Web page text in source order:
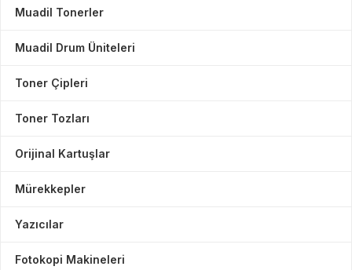
Muadil Tonerler
Muadil Drum Üniteleri
Toner Çipleri
Toner Tozları
Orijinal Kartuşlar
Mürekkepler
Yazıcılar
Fotokopi Makineleri